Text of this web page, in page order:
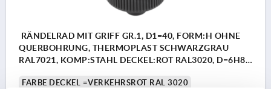
RÄNDELRAD MIT GRIFF GR.1, D1=40, FORM:H OHNE
QUERBOHRUNG, THERMOPLAST SCHWARZGRAU
RAL7021, KOMP:STAHL DECKEL:ROT RAL3020, D=6H8,
FARBE DECKEL =VERKEHRSROT RAL 3020